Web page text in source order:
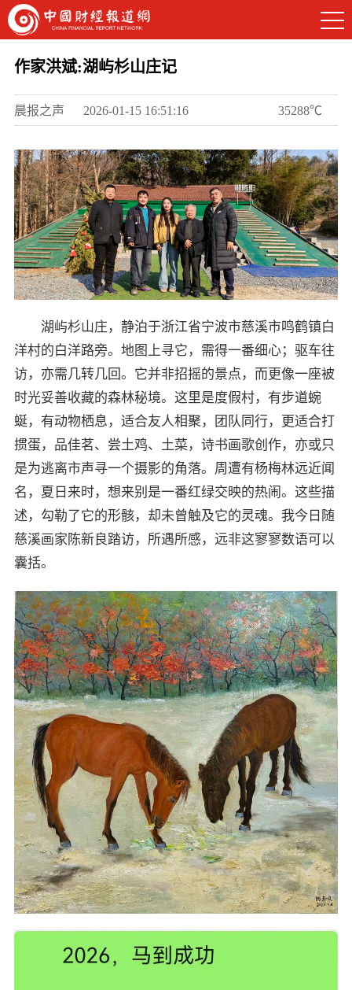
作家洪斌:湖屿杉山庄记
晨报之声 2026-01-15 16:51:16 35288℃
湖屿杉山庄，静泊于浙江省宁波市慈溪市鸣鹤镇白
洋村的白洋路旁。地图上寻它，需得一番细心；驱车往
访，亦需几转几回。它并非招摇的景点，而更像一座被
时光妥善收藏的森林秘境。这里是度假村，有步道蜿
蜒，有动物栖息，适合友人相聚，团队同行，更适合打
掼蛋，品佳茗、尝土鸡、土菜，诗书画歌创作，亦或只
是为逃离市声寻一个摄影的角落。周遭有杨梅林远近闻
名，夏日来时，想来别是一番红绿交映的热闹。这些描
述，勾勒了它的形骸，却未曾触及它的灵魂。我今日随
慈溪画家陈新良踏访，所遇所感，远非这寥寥数语可以
囊括。